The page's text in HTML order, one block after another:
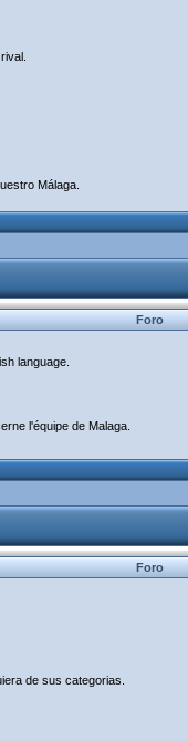
Málaga.
Foro
language.
l'équipe de Malaga.
Foro
de sus categorias.